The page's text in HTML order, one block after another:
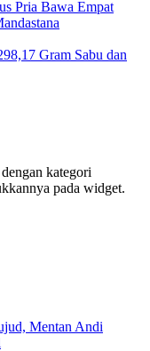
Pria Bawa Empat
Gram Sabu dan
kategori
pada widget.
Mentan Andi